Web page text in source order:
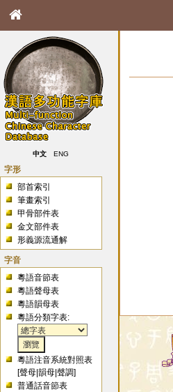
中文 ENG
字形
部首索引
筆畫索引
甲骨部件表
金文部件表
形義源流通解
字音
粵語音節表
粵語聲母表
粵語韻母表
粵語分類字表:
粵語注音系統對照表
[聲母 |韻母 |聲調]
普通話音節表